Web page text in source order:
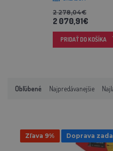
2 278,04€
2 070,91€
PRIDAŤ DO KOŠÍKA
Obľúbené Najpredávanejšie
Zľava 9% Doprava